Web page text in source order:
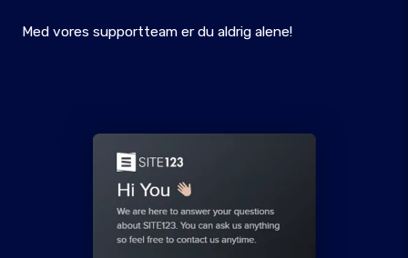
Med vores supportteam er du aldrig alene!